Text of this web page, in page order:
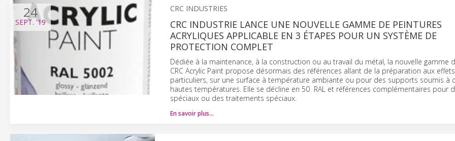
24
SEPT. '19
CRC INDUSTRIES
CRC INDUSTRIE LANCE UNE NOUVELLE GAMME DE PEINTURES
ACRYLIQUES APPLICABLE EN 3 ÉTAPES POUR UN SYSTÈME DE
PROTECTION COMPLET
Dédiée à la maintenance, à la construction ou au travail du métal, la nouvelle gamme
CRC Acrylic Paint propose désormais des références allant de la préparation aux effets
particuliers, sur une surface à température ambiante ou pour des supports soumis à
hautes températures. Elle se décline en 50 RAL et références complémentaires pour
spéciaux ou des traitements spéciaux.
En savoir plus…